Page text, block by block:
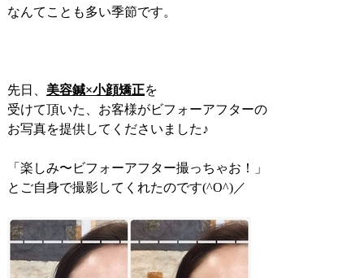
なんてことも多い季節です。
先日、 美容鍼×小顔矯正を
受けて頂いた、お客様がビフォーアフターの
お写真を提供してくださいました♪
「楽しみ〜ビフォーアフター撮っちゃお！」
とご自身で撮影してくれたのです(^O^)／